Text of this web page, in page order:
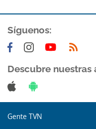
Síguenos:
Descubre nuestras
Gente TVN